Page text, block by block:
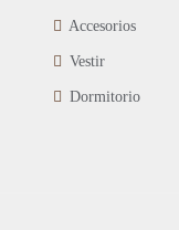
Accesorios
Vestir
Dormitorio